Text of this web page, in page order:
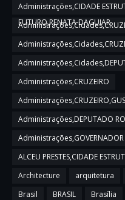
Administrações,CIDADE
FUTURO,RENATA DAGUIAR
Administrações,CRUZEIRO
Administrações,DEPUTADO
Administrações,GOVERNADOR
ALCEU PRESTES,CIDADE
Architecture
arquitetura
Brasil
BRASIL Brasília